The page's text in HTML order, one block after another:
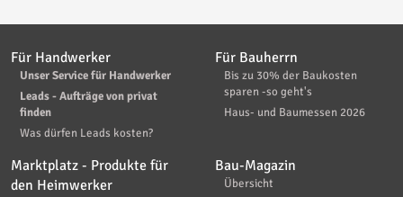
Für Handwerker
Unser Service für Handwerker
Leads - Aufträge von privat
finden
Was dürfen Leads kosten?
Für Bauherrn
Bis zu 30% der Baukosten
sparen -so geht's
Haus- und Baumessen 2026
Marktplatz - Produkte für
den Heimwerker
Bau-Magazin
Übersicht